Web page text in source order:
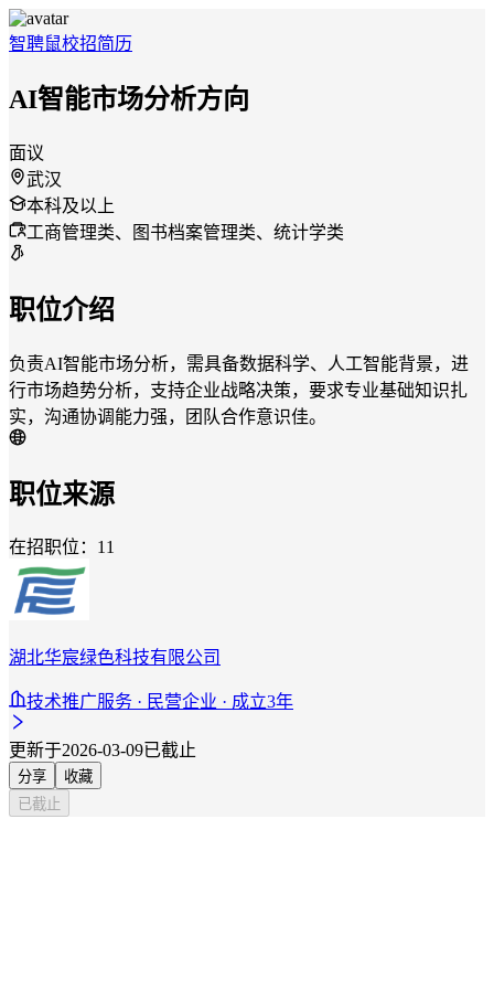
智聘鼠校招简历
AI智能市场分析方向
面议
武汉
本科及以上
工商管理类、图书档案管理类、统计学类
职位介绍
负责AI智能市场分析，需具备数据科学、人工智能背景，进
行市场趋势分析，支持企业战略决策，要求专业基础知识扎
实，沟通协调能力强，团队合作意识佳。
职位来源
在招职位：11
湖北华宸绿色科技有限公司
技术推广服务 · 民营企业 · 成立3年
更新于2026-03-09已截止
分享
收藏
已截止